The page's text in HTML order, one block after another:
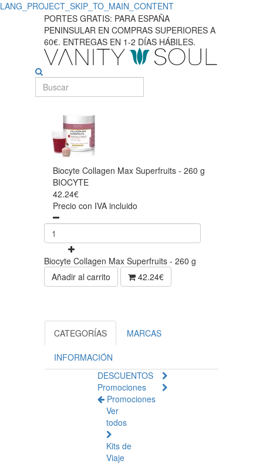
LANG_PROJECT_SKIP_TO_MAIN_CONTENT
PORTES GRATIS: PARA ESPAÑA
PENINSULAR EN COMPRAS SUPERIORES A
60€. ENTREGAS EN 1-2 DÍAS HÁBILES.
Biocyte Collagen Max Superfruits - 260 g
BIOCYTE
42.24€
Precio con IVA incluido
Biocyte Collagen Max Superfruits - 260 g
Añadir al carrito
42.24€
CATEGORÍAS MARCAS
INFORMACIÓN
DESCUENTOS
Promociones
Promociones
Ver
todos
Kits de
Viaje